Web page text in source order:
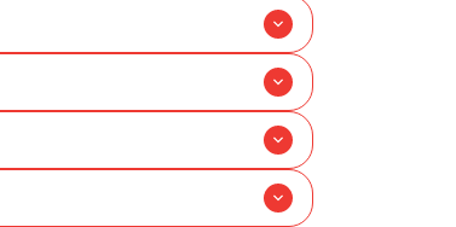
territoire fait partie intégrante du
culturels ainsi que les visites du